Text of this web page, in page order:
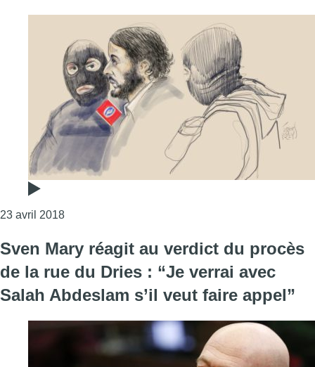
23 avril 2018Consulter l'article "Procès de la rue du Dries:
Sven Mary réagit au verdict du procès
de la rue du Dries : “Je verrai avec
Salah Abdeslam s’il veut faire appel”